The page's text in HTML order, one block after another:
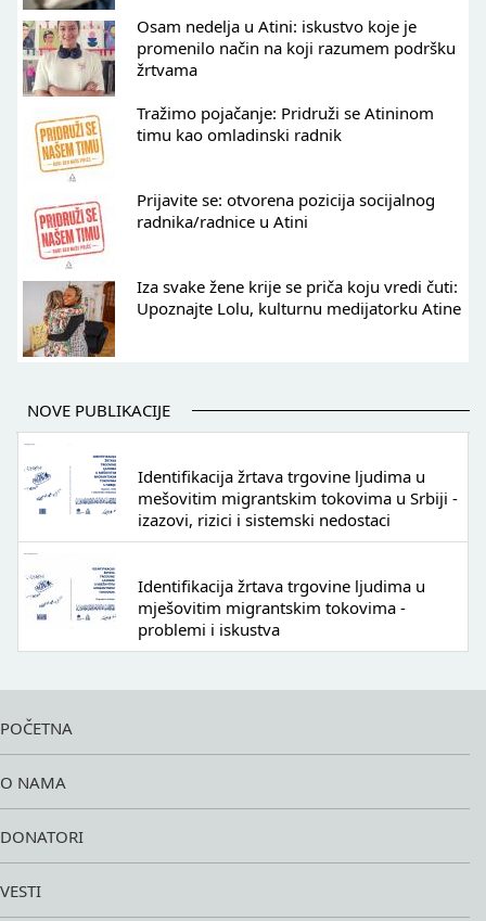
Osam nedelja u Atini: iskustvo koje je
promenilo način na koji razumem podršku
žrtvama
Tražimo pojačanje: Pridruži se Atininom
timu kao omladinski radnik
Prijavite se: otvorena pozicija socijalnog
radnika/radnice u Atini
Iza svake žene krije se priča koju vredi čuti:
Upoznajte Lolu, kulturnu medijatorku Atine
NOVE PUBLIKACIJE
Identifikacija žrtava trgovine ljudima u
mešovitim migrantskim tokovima u Srbiji -
izazovi, rizici i sistemski nedostaci
Identifikacija žrtava trgovine ljudima u
mješovitim migrantskim tokovima -
problemi i iskustva
POČETNA
O NAMA
DONATORI
VESTI